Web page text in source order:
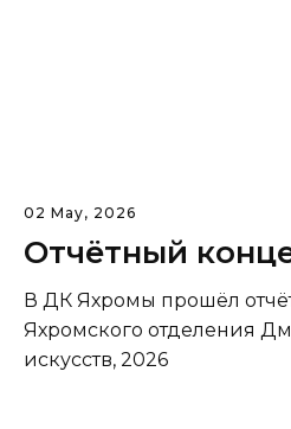
02 May, 2026
Отчётный
В ДК Яхромы прошёл
Яхромского отделения
искусств, 2026